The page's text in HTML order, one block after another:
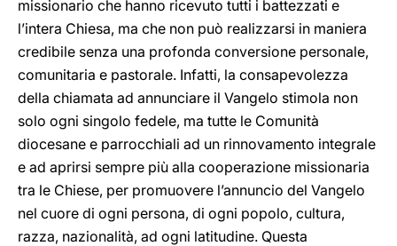
missionario che hanno ricevuto tutti i battezzati e
l’intera Chiesa, ma che non può realizzarsi in maniera
credibile senza una profonda conversione personale,
comunitaria e pastorale. Infatti, la consapevolezza
della chiamata ad annunciare il Vangelo stimola non
solo ogni singolo fedele, ma tutte le Comunità
diocesane e parrocchiali ad un rinnovamento integrale
e ad aprirsi sempre più alla cooperazione missionaria
tra le Chiese, per promuovere l’annuncio del Vangelo
nel cuore di ogni persona, di ogni popolo, cultura,
razza, nazionalità, ad ogni latitudine. Questa